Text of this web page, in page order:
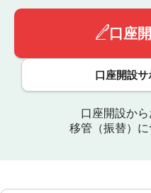
口座
口座開設
口座開設か
移管（振替）